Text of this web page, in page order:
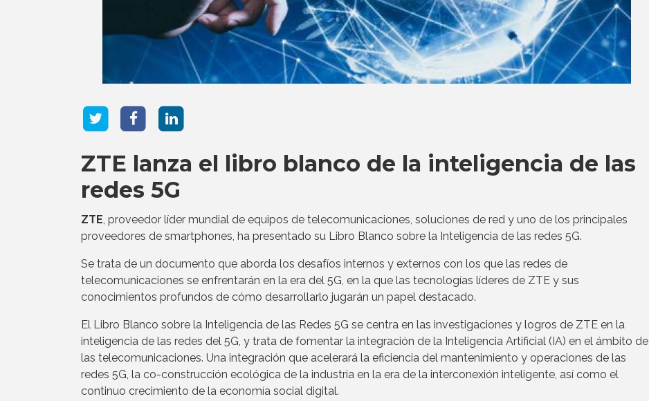
ZTE lanza el libro blanco de la inteligencia de las
redes 5G
ZTE , proveedor líder mundial de equipos de telecomunicaciones, soluciones de red y uno de los principales
proveedores de smartphones, ha presentado su Libro Blanco sobre la Inteligencia de las redes 5G.
Se trata de un documento que aborda los desafíos internos y externos con los que las redes de
telecomunicaciones se enfrentarán en la era del 5G, en la que las tecnologías líderes de ZTE y sus
conocimientos profundos de cómo desarrollarlo jugarán un papel destacado.
El Libro Blanco sobre la Inteligencia de las Redes 5G se centra en las investigaciones y logros de ZTE en la
inteligencia de las redes del 5G, y trata de fomentar la integración de la Inteligencia Artificial (IA) en el ámbito de
las telecomunicaciones. Una integración que acelerará la eficiencia del mantenimiento y operaciones de las
redes 5G, la co-construcción ecológica de la industria en la era de la interconexión inteligente, así como el
continuo crecimiento de la economía social digital.